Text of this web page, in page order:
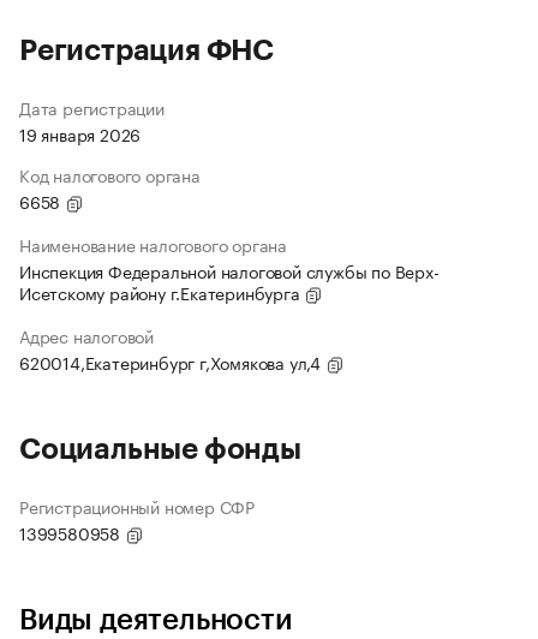
Регистрация ФНС
Дата регистрации
19 января 2026
Код налогового органа
6658
Наименование налогового органа
Инспекция Федеральной налоговой службы по Верх-
Исетскому району г.Екатеринбурга
Адрес налоговой
620014,Екатеринбург г,Хомякова ул,4
Социальные фонды
Регистрационный номер СФР
1399580958
Виды деятельности